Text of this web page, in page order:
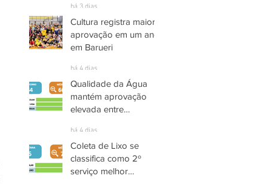
há 3 dias
Cultura registra maior
aprovação em um ano
em Barueri
há 4 dias
Qualidade da Água
mantém aprovação
elevada entre
há 4 dias
Coleta de Lixo se
classifica como 2º
serviço melhor